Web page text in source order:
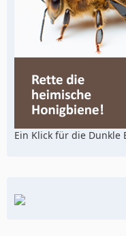
Ein Klick für die Dunkle